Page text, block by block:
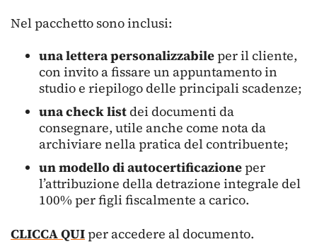
Nel pacchetto sono inclusi:
una lettera personalizzabileper il cliente,
con invito a fissare un appuntamento in
studio e riepilogo delle principali scadenze;
una check listdei documenti da
consegnare, utile anche come nota da
archiviare nella pratica del contribuente;
un modello di autocertificazioneper
l’attribuzione della detrazione integrale del
100% per figli fiscalmente a carico.
CLICCA QUIper accedere al documento.